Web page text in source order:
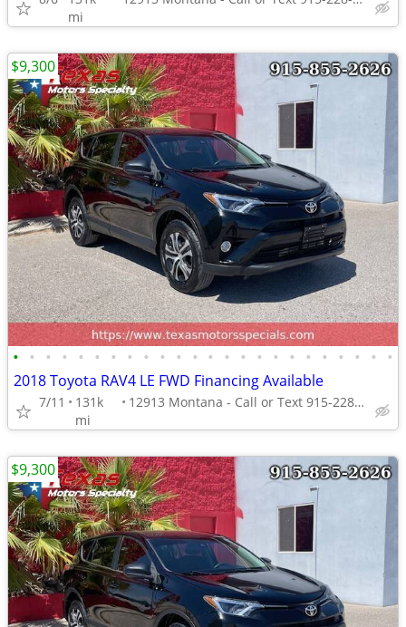
mi
• • • • • • • • • • • • • • • • • • • • • • • •
2018 Toyota RAV4 LE FWD Financing Available
7/11
131k
mi
12913 Montana - Call or Text 915-228-4203
$9,300
$9,300